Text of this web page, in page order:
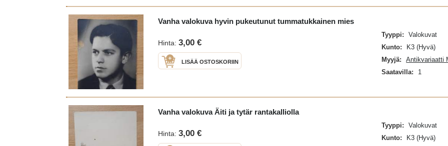
Vanha valokuva hyvin pukeutunut tummatukkainen mies
Hinta: 3,00 €
LISÄÄ OSTOSKORIIN
Tyyppi:
Valokuvat
Kunto:
K3 (Hyvä)
Myyjä:
Antikvariaatti
Saatavilla:
1
Vanha valokuva Äiti ja tytär rantakalliolla
Hinta: 3,00 €
Tyyppi:
Valokuvat
Kunto:
K3 (Hyvä)